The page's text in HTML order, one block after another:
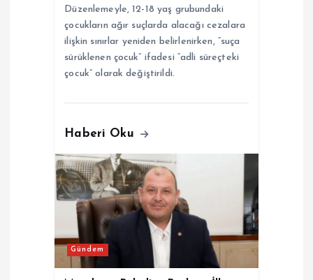
Düzenlemeyle, 12-18 yaş grubundaki
çocukların ağır suçlarda alacağı cezalara
ilişkin sınırlar yeniden belirlenirken, “suça
sürüklenen çocuk” ifadesi “adli süreçteki
çocuk” olarak değiştirildi.
Haberi Oku
Gündem